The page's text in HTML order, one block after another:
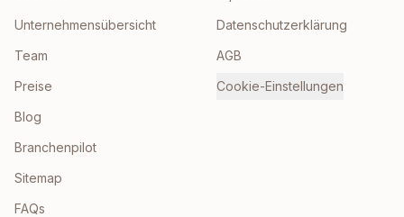
Unternehmensübersicht
Team
Preise
Blog
Branchenpilot
Sitemap
FAQs
Datenschutzerklärung
AGB
Cookie-Einstellungen